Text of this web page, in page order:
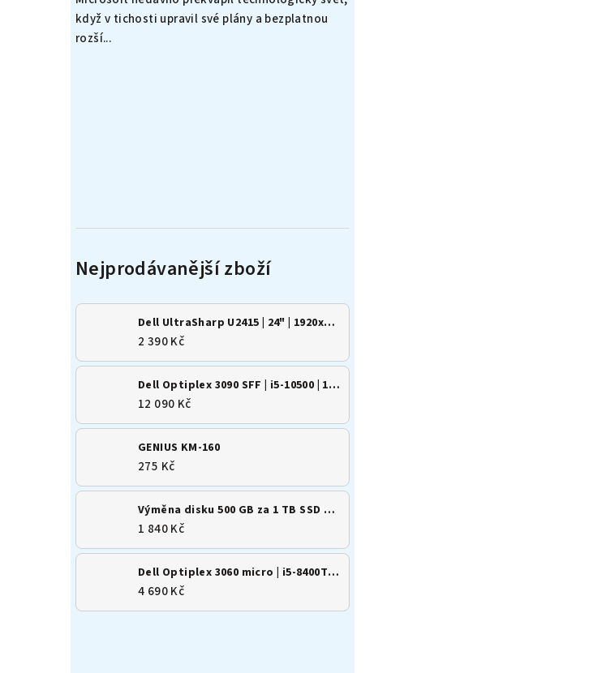
když v tichosti upravil své plány a bezplatnou
rozší...
Dell UltraSharp U2415 | 24" | 1920x1200 | 16:10 | IPS
2 390 Kč
Dell Optiplex 3090 SFF | i5-10500 | 16GB | 500GB SSD | Win 11
12 090 Kč
GENIUS KM-160
275 Kč
Výměna disku 500 GB za 1 TB SSD M.2 NVMe
1 840 Kč
Dell Optiplex 3060 micro | i5-8400T | 8GB | 256GB SSD | Win 11
4 690 Kč